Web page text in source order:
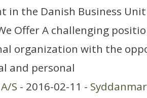
in the Danish Business
Offer A challenging
organization with the
and personal
S - 2016-02-11 -